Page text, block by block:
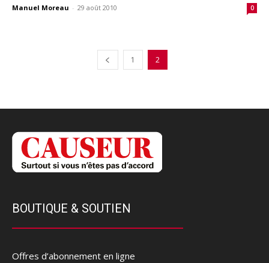
Manuel Moreau - 29 août 2010 0
1 2
BOUTIQUE & SOUTIEN
Offres d’abonnement en ligne